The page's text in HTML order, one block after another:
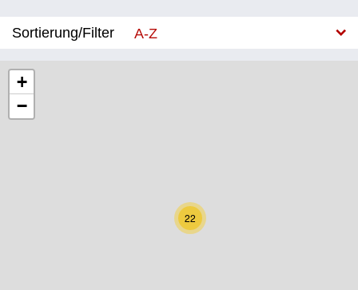
Sortierung/Filter
A-Z
Niederösterreich
Oberösterreich
22
+
−